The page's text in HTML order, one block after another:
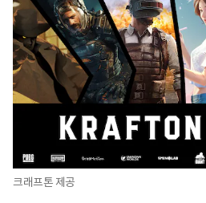
크래프톤 제공